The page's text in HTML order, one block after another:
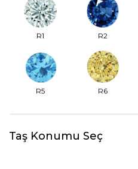
R1 R2
R5 R6
Taş Konumu Seç